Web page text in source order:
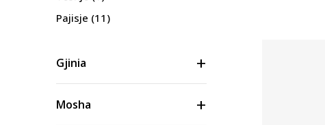
Pajisje (11)
Gjinia
Mosha